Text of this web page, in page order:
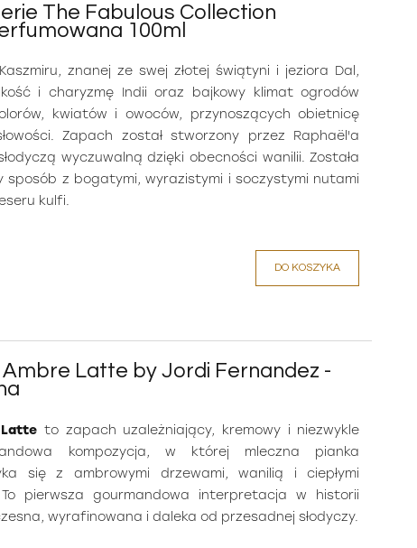
The Fabulous Collection
100ml
znanej ze swej złotej świątyni i jeziora Dal,
i charyzmę Indii oraz bajkowy klimat ogrodów
kwiatów i owoców, przynoszących obietnicę
Zapach został stworzony przez Raphaël'a
wyczuwalną dzięki obecności wanilii. Została
sposób z bogatymi, wyrazistymi i soczystymi nutami
kulfi.
DO KOSZYKA
Latte by Jordi Fernandez -
to zapach uzależniający, kremowy i niezwykle
kompozycja, w której mleczna pianka
się z ambrowymi drzewami, wanilią i ciepłymi
To pierwsza gourmandowa interpretacja w historii
wyrafinowana i daleka od przesadnej słodyczy.